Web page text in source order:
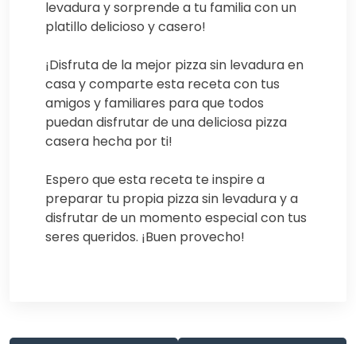
levadura y sorprende a tu familia con un
platillo delicioso y casero!
¡Disfruta de la mejor pizza sin levadura en
casa y comparte esta receta con tus
amigos y familiares para que todos
puedan disfrutar de una deliciosa pizza
casera hecha por ti!
Espero que esta receta te inspire a
preparar tu propia pizza sin levadura y a
disfrutar de un momento especial con tus
seres queridos. ¡Buen provecho!